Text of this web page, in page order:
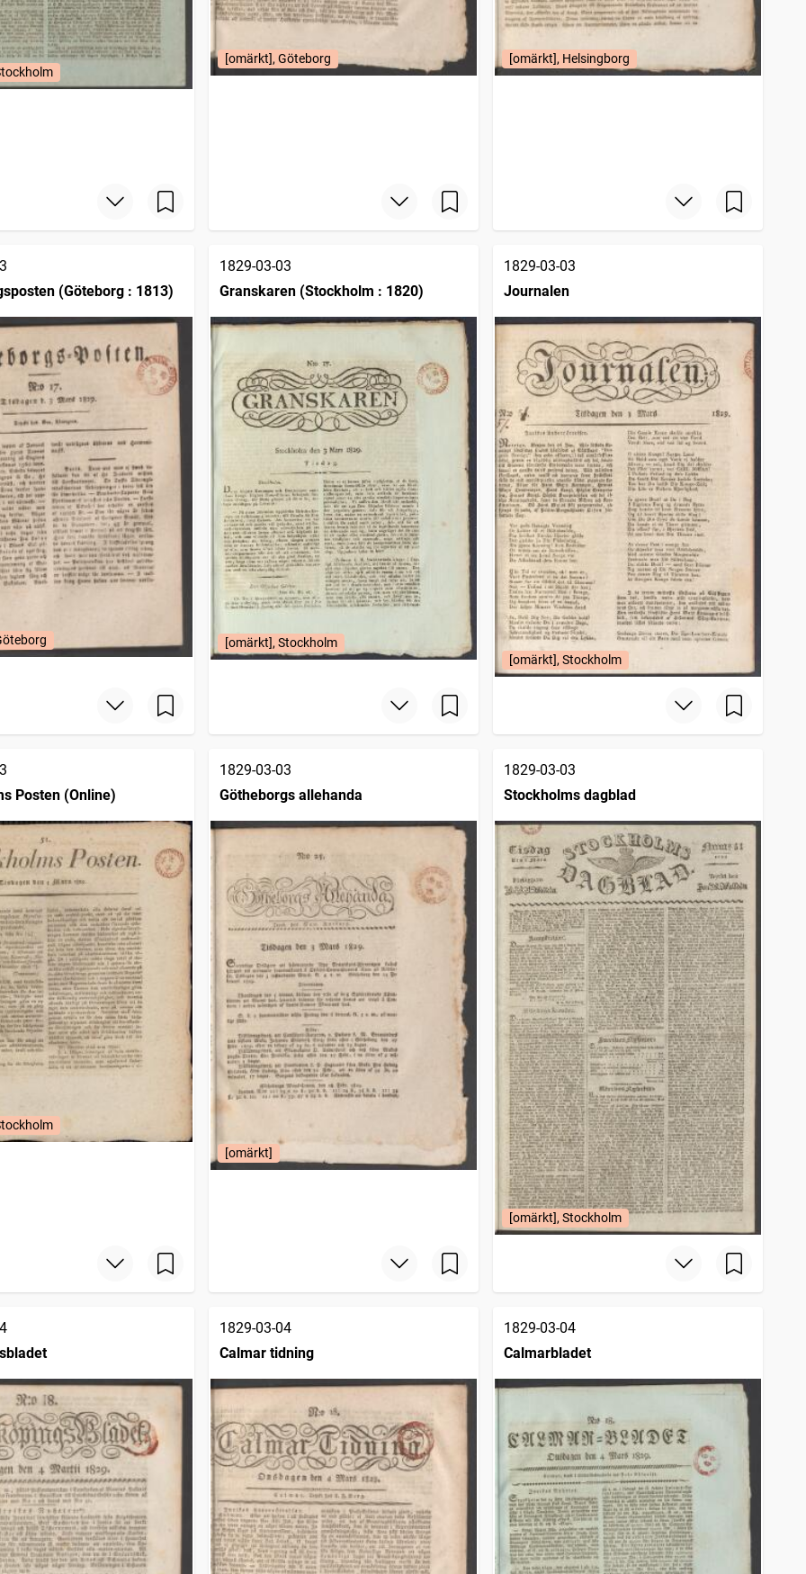
[omärkt], Göteborg [omärkt], Helsingborg
(Göteborg : 1813)
1829-03-03
Granskaren (Stockholm : 1820)
[omärkt], Stockholm
1829-03-03
Journalen
[omärkt], Stockholm
Posten (Online)
1829-03-03
Götheborgs allehanda
[omärkt]
1829-03-03
Stockholms dagblad
[omärkt], Stockholm
1829-03-04
Calmar tidning
1829-03-04
Calmarbladet